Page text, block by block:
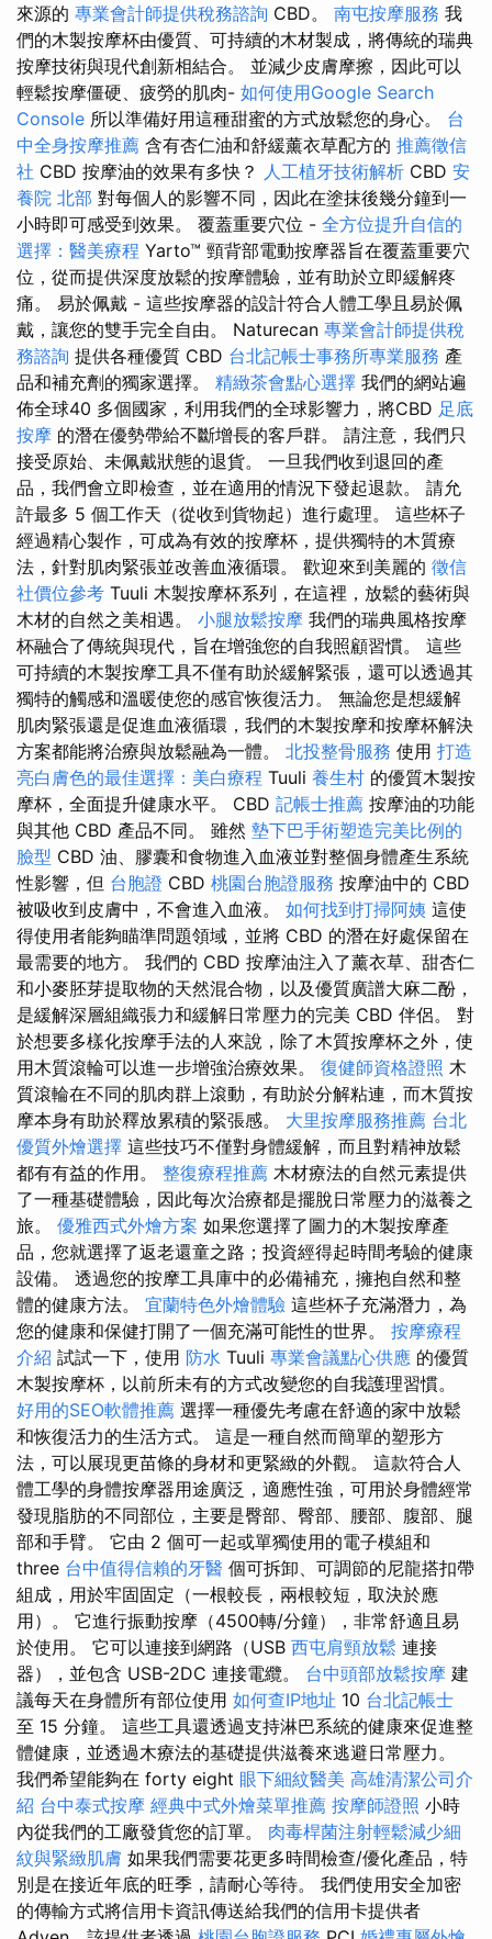
來源的 專業會計師提供稅務諮詢 CBD。 南屯按摩服務 我
們的木製按摩杯由優質、可持續的木材製成，將傳統的瑞典
按摩技術與現代創新相結合。 並減少皮膚摩擦，因此可以
輕鬆按摩僵硬、疲勞的肌肉- 如何使用Google Search
Console 所以準備好用這種甜蜜的方式放鬆您的身心。 台
中全身按摩推薦 含有杏仁油和舒緩薰衣草配方的 推薦徵信
社 CBD 按摩油的效果有多快？ 人工植牙技術解析 CBD 安
養院 北部 對每個人的影響不同，因此在塗抹後幾分鐘到一
小時即可感受到效果。 覆蓋重要穴位 - 全方位提升自信的
選擇：醫美療程 Yarto™ 頸背部電動按摩器旨在覆蓋重要穴
位，從而提供深度放鬆的按摩體驗，並有助於立即緩解疼
痛。 易於佩戴 - 這些按摩器的設計符合人體工學且易於佩
戴，讓您的雙手完全自由。 Naturecan 專業會計師提供稅
務諮詢 提供各種優質 CBD 台北記帳士事務所專業服務 產
品和補充劑的獨家選擇。 精緻茶會點心選擇 我們的網站遍
佈全球40 多個國家，利用我們的全球影響力，將CBD 足底
按摩 的潛在優勢帶給不斷增長的客戶群。 請注意，我們只
接受原始、未佩戴狀態的退貨。 一旦我們收到退回的產
品，我們會立即檢查，並在適用的情況下發起退款。 請允
許最多 5 個工作天（從收到貨物起）進行處理。 這些杯子
經過精心製作，可成為有效的按摩杯，提供獨特的木質療
法，針對肌肉緊張並改善血液循環。 歡迎來到美麗的 徵信
社價位參考 Tuuli 木製按摩杯系列，在這裡，放鬆的藝術與
木材的自然之美相遇。 小腿放鬆按摩 我們的瑞典風格按摩
杯融合了傳統與現代，旨在增強您的自我照顧習慣。 這些
可持續的木製按摩工具不僅有助於緩解緊張，還可以透過其
獨特的觸感和溫暖使您的感官恢復活力。 無論您是想緩解
肌肉緊張還是促進血液循環，我們的木製按摩和按摩杯解決
方案都能將治療與放鬆融為一體。 北投整骨服務 使用 打造
亮白膚色的最佳選擇：美白療程 Tuuli 養生村 的優質木製按
摩杯，全面提升健康水平。 CBD 記帳士推薦 按摩油的功能
與其他 CBD 產品不同。 雖然 墊下巴手術塑造完美比例的
臉型 CBD 油、膠囊和食物進入血液並對整個身體產生系統
性影響，但 台胞證 CBD 桃園台胞證服務 按摩油中的 CBD
被吸收到皮膚中，不會進入血液。 如何找到打掃阿姨 這使
得使用者能夠瞄準問題領域，並將 CBD 的潛在好處保留在
最需要的地方。 我們的 CBD 按摩油注入了薰衣草、甜杏仁
和小麥胚芽提取物的天然混合物，以及優質廣譜大麻二酚，
是緩解深層組織張力和緩解日常壓力的完美 CBD 伴侶。 對
於想要多樣化按摩手法的人來說，除了木質按摩杯之外，使
用木質滾輪可以進一步增強治療效果。 復健師資格證照 木
質滾輪在不同的肌肉群上滾動，有助於分解粘連，而木質按
摩本身有助於釋放累積的緊張感。 大里按摩服務推薦 台北
優質外燴選擇 這些技巧不僅對身體緩解，而且對精神放鬆
都有有益的作用。 整復療程推薦 木材療法的自然元素提供
了一種基礎體驗，因此每次治療都是擺脫日常壓力的滋養之
旅。 優雅西式外燴方案 如果您選擇了圖力的木製按摩產
品，您就選擇了返老還童之路；投資經得起時間考驗的健康
設備。 透過您的按摩工具庫中的必備補充，擁抱自然和整
體的健康方法。 宜蘭特色外燴體驗 這些杯子充滿潛力，為
您的健康和保健打開了一個充滿可能性的世界。 按摩療程
介紹 試試一下，使用 防水 Tuuli 專業會議點心供應 的優質
木製按摩杯，以前所未有的方式改變您的自我護理習慣。
好用的SEO軟體推薦 選擇一種優先考慮在舒適的家中放鬆
和恢復活力的生活方式。 這是一種自然而簡單的塑形方
法，可以展現更苗條的身材和更緊緻的外觀。 這款符合人
體工學的身體按摩器用途廣泛，適應性強，可用於身體經常
發現脂肪的不同部位，主要是臀部、臀部、腰部、腹部、腿
部和手臂。 它由 2 個可一起或單獨使用的電子模組和
three 台中值得信賴的牙醫 個可拆卸、可調節的尼龍搭扣帶
組成，用於牢固固定（一根較長，兩根較短，取決於應
用）。 它進行振動按摩（4500轉/分鐘），非常舒適且易
於使用。 它可以連接到網路（USB 西屯肩頸放鬆 連接
器），並包含 USB-2DC 連接電纜。 台中頭部放鬆按摩 建
議每天在身體所有部位使用 如何查IP地址 10 台北記帳士
至 15 分鐘。 這些工具還透過支持淋巴系統的健康來促進整
體健康，並透過木療法的基礎提供滋養來逃避日常壓力。
我們希望能夠在 forty eight 眼下細紋醫美 高雄清潔公司介
紹 台中泰式按摩 經典中式外燴菜單推薦 按摩師證照 小時
內從我們的工廠發貨您的訂單。 肉毒桿菌注射輕鬆減少細
紋與緊緻肌膚 如果我們需要花更多時間檢查/優化產品，特
別是在接近年底的旺季，請耐心等待。 我們使用安全加密
的傳輸方式將信用卡資訊傳送給我們的信用卡提供者